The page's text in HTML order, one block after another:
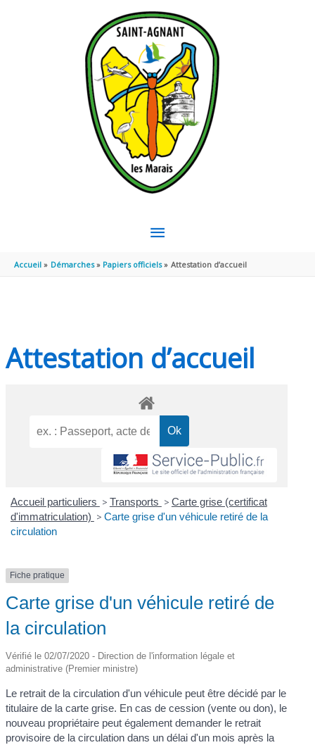
MENU
PRINCIPAL
Accueil Démarches Papiers officiels Attestation d’accueil
Attestation d’accueil
Accueil particuliers > Transports > Carte grise (certificat
d'immatriculation) > Carte grise d'un véhicule retiré de la
circulation
Fiche pratique
Carte grise d'un véhicule retiré de
la circulation
Vérifié le 02/07/2020 - Direction de l'information légale et
administrative (Premier ministre)
Le retrait de la circulation d'un véhicule peut être décidé par le
titulaire de la carte grise. En cas de cession (vente ou don), le
nouveau propriétaire peut également demander le retrait
provisoire de la circulation dans un délai d'un mois après la